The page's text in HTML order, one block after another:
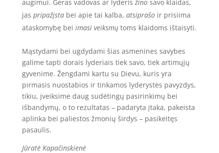
augimui. Geras vadovas ar lyderis žinosavo klaidas,
jas pripažįstabei apie tai kalba, atsiprašoir prisiima
ataskomybę bei imasi veiksmų toms klaidoms ištaisyti.
Mąstydami bei ugdydami šias asmenines savybes
galime tapti dorais lyderiais tiek savo, tiek artimųjų
gyvenime. Žengdami kartu su Dievu, kuris yra
pirmasis nuostabios ir tinkamos lyderystės pavyzdys,
tikiu, įveiksime daug sudėtingų pasirinkimų bei
išbandymų, o to rezultatas – padaryta įtaka, pakeista
aplinka bei paliestos žmonių širdys – pasikeitęs
pasaulis.
Jūratė Kapačinskienė